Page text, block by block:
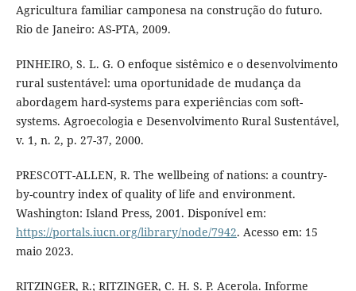
Agricultura familiar camponesa na construção do futuro.
Rio de Janeiro: AS-PTA, 2009.
PINHEIRO, S. L. G. O enfoque sistêmico e o desenvolvimento
rural sustentável: uma oportunidade de mudança da
abordagem hard-systems para experiências com soft-
systems. Agroecologia e Desenvolvimento Rural Sustentável,
v. 1, n. 2, p. 27-37, 2000.
PRESCOTT-ALLEN, R. The wellbeing of nations: a country-
by-country index of quality of life and environment.
Washington: Island Press, 2001. Disponível em:
https://portals.iucn.org/library/node/7942. Acesso em: 15
maio 2023.
RITZINGER, R.; RITZINGER, C. H. S. P. Acerola. Informe